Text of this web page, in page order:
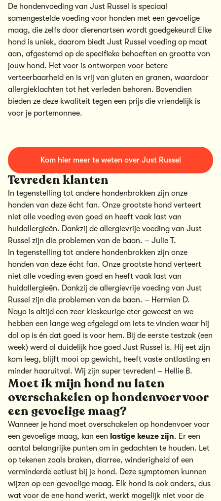
De hondenvoeding van Just Russel is speciaal
samengestelde voeding voor honden met een gevoelige
maag, die zelfs door dierenartsen wordt goedgekeurd! Elke
hond is uniek, daarom biedt Just Russel voeding op maat
aan, afgestemd op de specifieke behoeften en grootte van
jouw hond. Het voer is ontworpen voor betere
verteerbaarheid en is vrij van gluten en granen, waardoor
allergieklachten tot het verleden behoren. Bovendien
bieden ze deze kwaliteit tegen een prijs die vriendelijk is
voor je portemonnee.
Kom hier meer te weten over Just Russel
Tevreden klanten
In tegenstelling tot andere hondenbrokken zijn onze
honden van deze écht fan. Onze grootste hond verteert
niet alle voeding even goed en heeft vaak last van
huidallergieën. Dankzij de allergievrije voeding van Just
Russel zijn die problemen van de baan. – Julie T.
In tegenstelling tot andere hondenbrokken zijn onze
honden van deze écht fan. Onze grootste hond verteert
niet alle voeding even goed en heeft vaak last van
huidallergieën. Dankzij de allergievrije voeding van Just
Russel zijn die problemen van de baan. – Hermien D.
Nayo is altijd een zeer kieskeurige eter geweest en we
hebben een lange weg afgelegd om iets te vinden waar hij
dol op is én dat goed is voor hem. Bij de eerste testzak (een
week) werd al duidelijk hoe goed Just Russel is. Hij eet zijn
kom leeg, blijft mooi op gewicht, heeft vaste ontlasting en
minder haaruitval. Wij zijn super tevreden! – Hellie B.
Moet ik mijn hond nu laten
overschakelen op hondenvoer voor
een gevoelige maag?
Wanneer je hond moet overschakelen op hondenvoer voor
een gevoelige maag, kan een lastige keuze zijn. Er een
aantal belangrijke punten om in gedachten te houden. Let
op tekenen zoals braken, diarree, winderigheid of een
verminderde eetlust bij je hond. Deze symptomen kunnen
wijzen op een gevoelige maag. Elk hond is ook anders, dus
wat voor de ene hond werkt, werkt mogelijk niet voor de